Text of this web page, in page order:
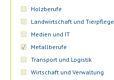
Holzberufe
Landwirtschaft und Tierpflege
Medien und IT
Metallberufe
Transport und Logistik
Wirtschaft und Verwaltung